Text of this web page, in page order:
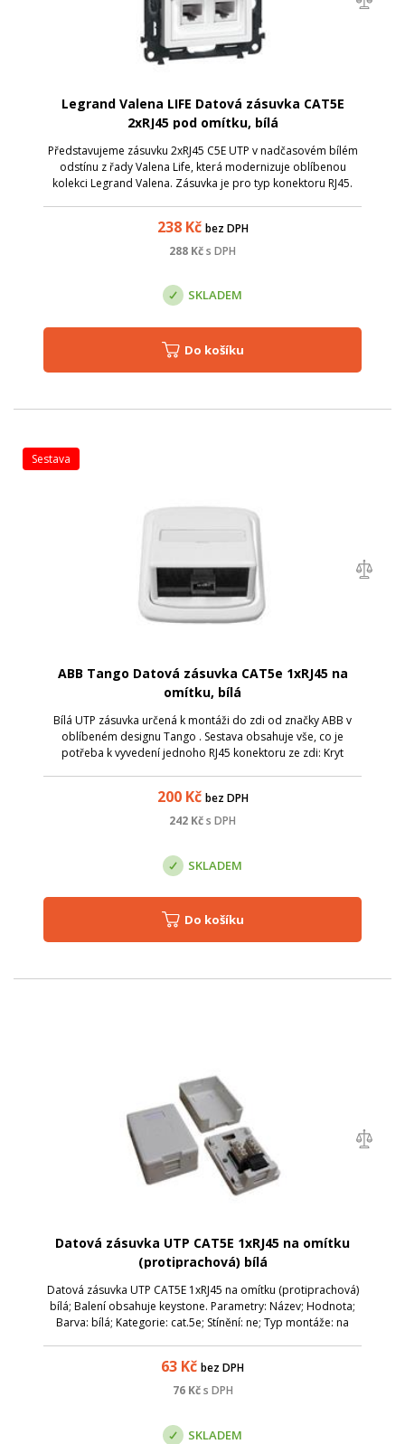
Legrand Valena LIFE Datová zásuvka CAT5E
2xRJ45 pod omítku, bílá
Představujeme zásuvku 2xRJ45 C5E UTP v nadčasovém bílém
odstínu z řady Valena Life, která modernizuje oblíbenou
kolekci Legrand Valena. Zásuvka je pro typ konektoru RJ45.
238Kč bez DPH
288 Kčs DPH
SKLADEM
Do košíku
ABB Tango Datová zásuvka CAT5e 1xRJ45 na
omítku, bílá
Bílá UTP zásuvka určená k montáži do zdi od značky ABB v
oblíbeném designu Tango . Sestava obsahuje vše, co je
potřeba k vyvedení jednoho RJ45 konektoru ze zdi: Kryt
200Kč bez DPH
242 Kčs DPH
sestava
SKLADEM
Do košíku
Datová zásuvka UTP CAT5E 1xRJ45 na omítku
(protiprachová) bílá
Datová zásuvka UTP CAT5E 1xRJ45 na omítku (protiprachová)
bílá; Balení obsahuje keystone. Parametry: Název; Hodnota;
Barva: bílá; Kategorie: cat.5e; Stínění: ne; Typ montáže: na
63 Kč bez DPH
76Kč s DPH
SKLADEM